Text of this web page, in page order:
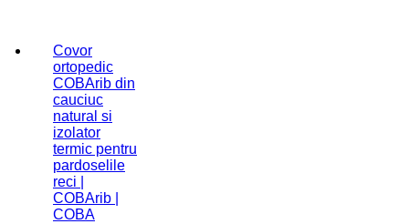
Covor
ortopedic
COBArib din
cauciuc
natural si
izolator
termic pentru
pardoselile
reci |
COBArib |
COBA